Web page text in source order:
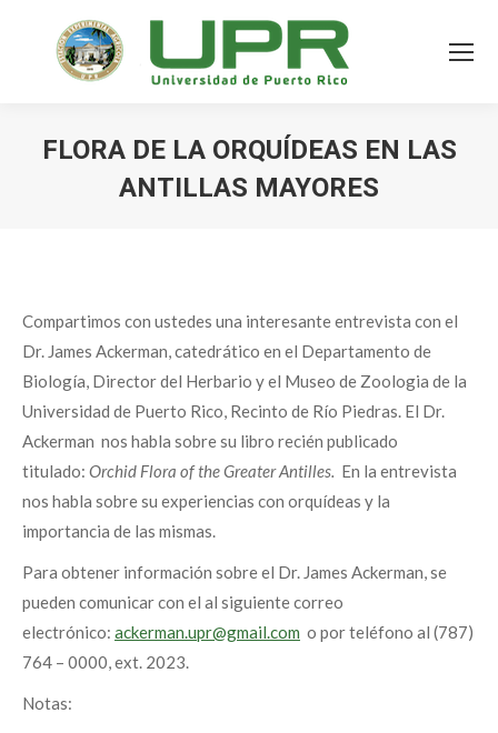
FLORA DE LA ORQUÍDEAS EN LAS
ANTILLAS MAYORES
Compartimos con ustedes una interesante entrevista con el
Dr. James Ackerman, catedrático en el Departamento de
Biología, Director del Herbario y el Museo de Zoologia de la
Universidad de Puerto Rico, Recinto de Río Piedras. El Dr.
Ackerman nos habla sobre su libro recién publicado
titulado: Orchid Flora of the Greater Antilles. En la entrevista
nos habla sobre su experiencias con orquídeas y la
importancia de las mismas.
Para obtener información sobre el Dr. James Ackerman, se
pueden comunicar con el al siguiente correo
electrónico: ackerman.upr@gmail.com o por teléfono al (787)
764 – 0000, ext. 2023.
Notas: